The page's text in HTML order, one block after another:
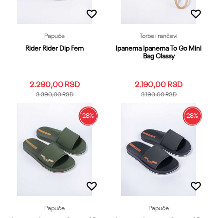
Papuče
Rider Rider Dip Fem
2.290,00 RSD
3.390,00RSD
41.42
Dodaj u korpu
Torbe i rančevi
Ipanema Ipanema To Go Mini
Bag Classy
2.190,00RSD
3.190,00RSD
Dodaj u korpu
28%
Papuče
28%
Papuče